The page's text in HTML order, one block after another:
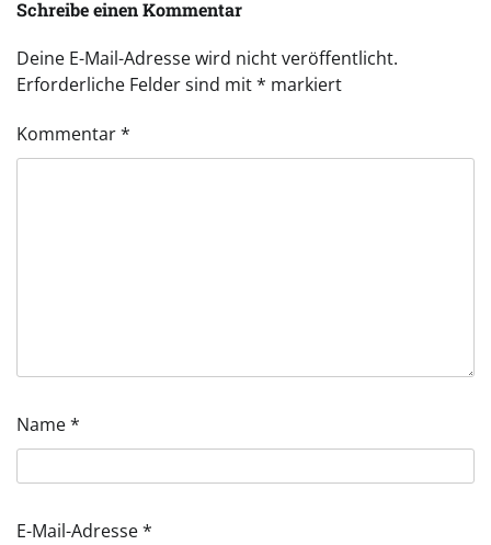
Schreibe einen Kommentar
Deine E-Mail-Adresse wird nicht veröffentlicht.
Erforderliche Felder sind mit* markiert
Kommentar*
Name*
E-Mail-Adresse*